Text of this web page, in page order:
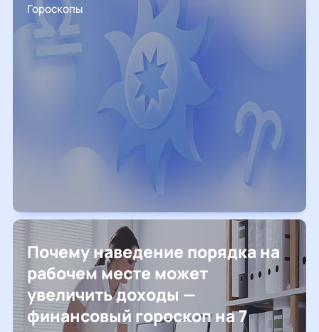
Гороскопы
Почему наведение порядка на
рабочем месте может
увеличить доходы —
финансовый гороскоп на 7